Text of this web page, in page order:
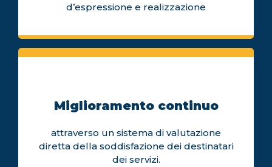
d’espressione e realizzazione
Miglioramento continuo
attraverso un sistema di valutazione
diretta della soddisfazione dei destinatari
dei servizi.